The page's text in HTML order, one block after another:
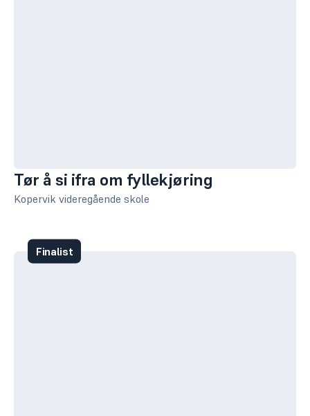
Tør å si ifra om fyllekjøring
Kopervik videregående skole
Finalist